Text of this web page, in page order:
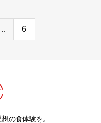
… 6
の食体験を。